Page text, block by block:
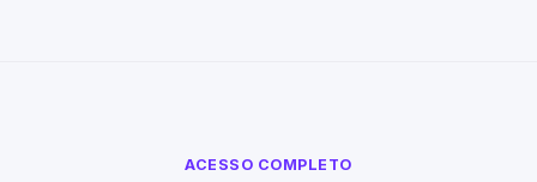
ACESSO COMPLETO